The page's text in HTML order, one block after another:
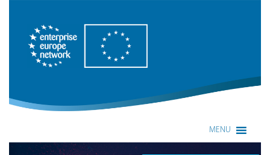
Enterprise Europe Network
MENU